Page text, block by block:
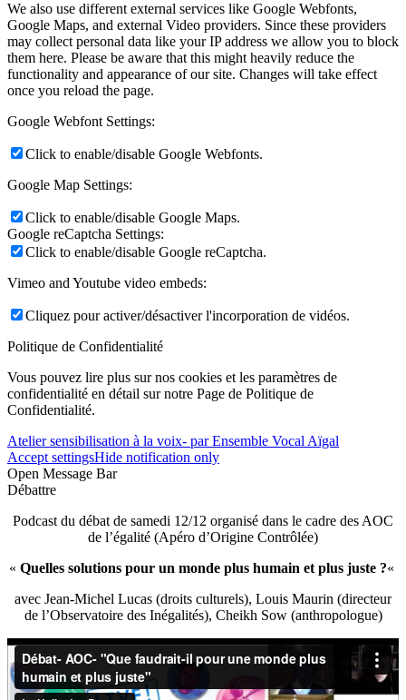
We also use different external services like Google Webfonts,
Google Maps, and external Video providers. Since these providers
may collect personal data like your IP address we allow you to block
them here. Please be aware that this might heavily reduce the
functionality and appearance of our site. Changes will take effect
once you reload the page.
Google Webfont Settings:
Click to enable/disable Google Webfonts.
Google Map Settings:
Click to enable/disable Google Maps.
Google reCaptcha Settings:
Click to enable/disable Google reCaptcha.
Vimeo and Youtube video embeds:
Cliquez pour activer/désactiver l'incorporation de vidéos.
Politique de Confidentialité
Vous pouvez lire plus sur nos cookies et les paramètres de
confidentialité en détail sur notre Page de Politique de
Confidentialité.
Atelier sensibilisation à la voix- par Ensemble Vocal Aïgal
Accept settingsHide notification only
Open Message Bar
Débattre
Podcast du débat de samedi 12/12 organisé dans le cadre des AOC
de l’égalité (Apéro d’Origine Contrôlée)
« Quelles solutions pour un monde plus humain et plus juste ?«
avec Jean-Michel Lucas (droits culturels), Louis Maurin (directeur
de l’Observatoire des Inégalités), Cheikh Sow (anthropologue)